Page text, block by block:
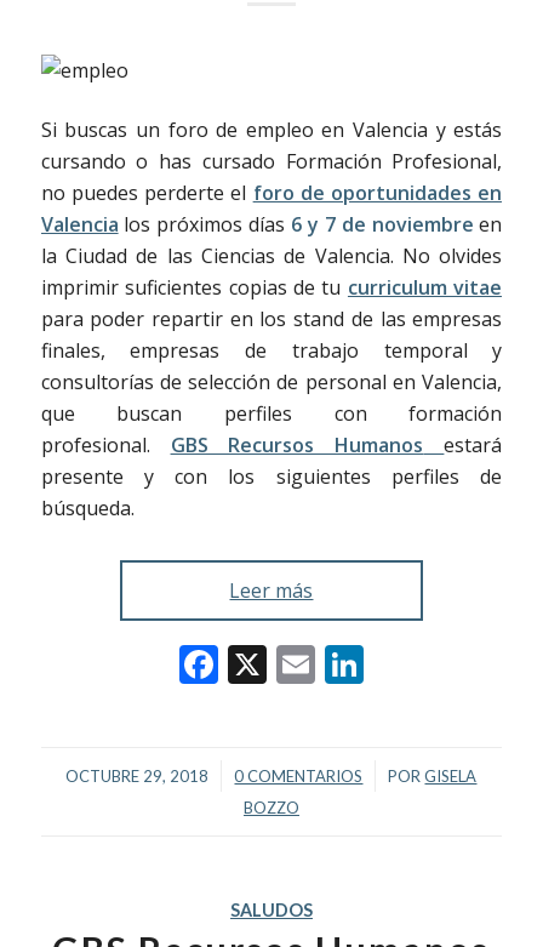
Si buscas un foro de empleo en Valencia y estás
cursando o has cursado Formación Profesional,
no puedes perderte el foro de oportunidades en
Valencia los próximos días 6 y 7 de noviembre en
la Ciudad de las Ciencias de Valencia. No olvides
imprimir suficientes copias de tu curriculum vitae
para poder repartir en los stand de las empresas
finales, empresas de trabajo temporal y
consultorías de selección de personal en Valencia,
que buscan perfiles con formación
profesional. GBS Recursos Humanos
estará
presente y con los siguientes perfiles de
búsqueda.
Leer más
Facebook
X EmailLinkedIn
OCTUBRE 29, 2018
/ 0 COMENTARIOS
/ PORGISELA
BOZZO
SALUDOS